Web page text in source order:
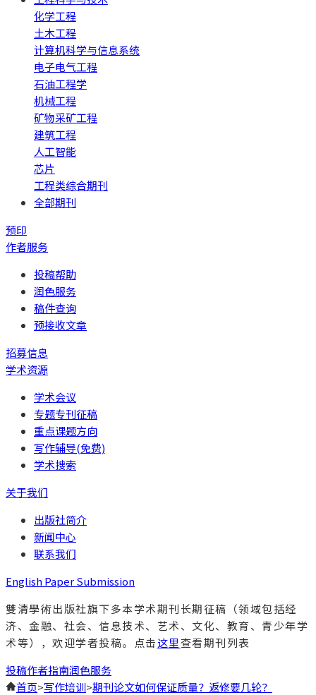
化学工程
土木工程
计算机科学与信息系统
电子电气工程
石油工程学
机械工程
矿物采矿工程
建筑工程
人工智能
芯片
工程类综合期刊
全部期刊
预印
作者服务
投稿帮助
润色服务
稿件查询
预接收文章
招募信息
学术资源
学术会议
专题专刊征稿
重点课题方向
写作辅导(免费)
学术搜索
关于我们
出版社简介
新闻中心
联系我们
English Paper Submission
雙清學術出版社旗下多本学术期刊长期征稿（领域包括经
济、金融、社会、信息技术、艺术、文化、教育、青少年学
术等），欢迎学者投稿。点击这里查看期刊列表
投稿作者指南润色服务
首页>写作培训>期刊论文如何保证质量？返修要几轮？